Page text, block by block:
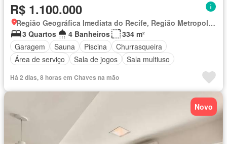
R$ 1.100.000
Região Geográfica Imediata do Recife, Região Metropolitana do Recife
3 Quartos
4 Banheiros
334 m²
Garagem
Sauna Piscina
Churrasqueira
Área de serviço
Sala de jogos Sala multiuso
Há 2 dias, 8 horas em Chaves na mão
Novo